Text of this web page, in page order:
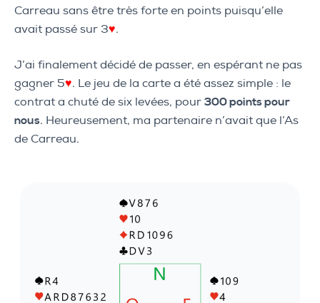
Carreau sans être très forte en points puisqu’elle
avait passé sur 3♥.
J’ai finalement décidé de passer, en espérant ne pas
gagner 5♥. Le jeu de la carte a été assez simple : le
contrat a chuté de six levées, pour 300 points pour
nous. Heureusement, ma partenaire n’avait que l’As
de Carreau.